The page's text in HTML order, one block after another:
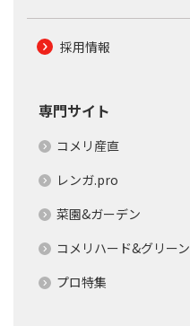
採用情報
専門サイト
コメリ産直
レンガ.pro
菜園&ガーデン
コメリハード&グリーン
プロ特集